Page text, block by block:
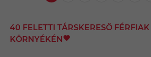
40 FELETTI TÁRSKERESŐ
KÖRNYÉKÉN